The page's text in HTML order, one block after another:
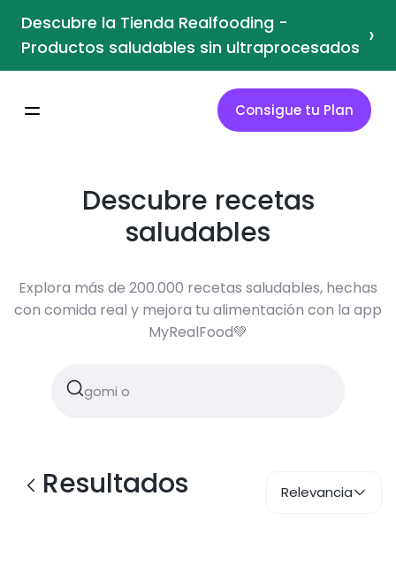
Descubre la Tienda Realfooding -
Productos saludables sin ultraprocesados ›
Consigue tu Plan
Descubre recetas
saludables
Explora más de 200.000 recetas saludables, hechas
con comida real y mejora tu alimentación con la app
MyRealFood💚
Resultados Relevancia